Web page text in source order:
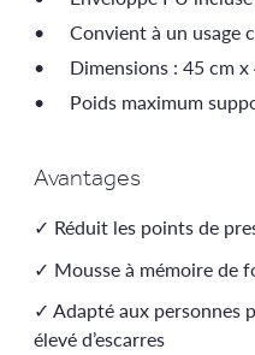
Convient à un usage
Dimensions : 45 cm
Poids maximum
Avantages
✓ Réduit les points de
✓ Mousse à mémoire de
✓ Adapté aux personnes
élevé d’escarres